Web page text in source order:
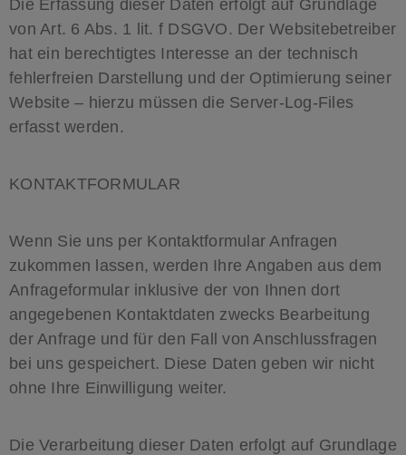
Die Erfassung dieser Daten erfolgt auf Grundlage
von Art. 6 Abs. 1 lit. f DSGVO. Der Websitebetreiber
hat ein berechtigtes Interesse an der technisch
fehlerfreien Darstellung und der Optimierung seiner
Website – hierzu müssen die Server-Log-Files
erfasst werden.
KONTAKTFORMULAR
Wenn Sie uns per Kontaktformular Anfragen
zukommen lassen, werden Ihre Angaben aus dem
Anfrageformular inklusive der von Ihnen dort
angegebenen Kontaktdaten zwecks Bearbeitung
der Anfrage und für den Fall von Anschlussfragen
bei uns gespeichert. Diese Daten geben wir nicht
ohne Ihre Einwilligung weiter.
Die Verarbeitung dieser Daten erfolgt auf Grundlage